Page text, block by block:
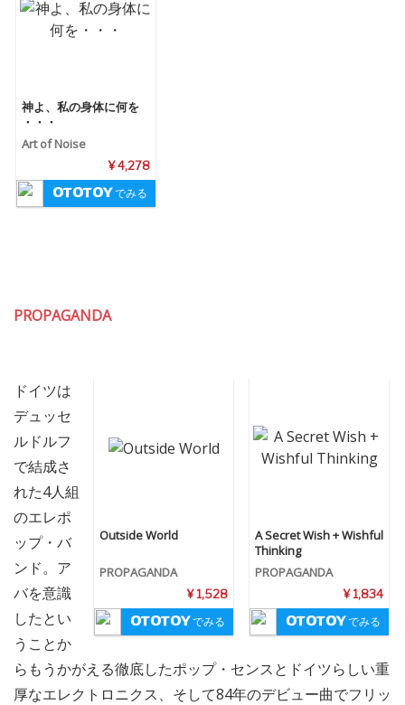
神よ、私の身体に何を
・・・
Art of Noise
¥ 4,278
でみる
PROPAGANDA
A Secret Wish + Wishful
Thinking
PROPAGANDA
¥ 1,834
でみる
Outside World
PROPAGANDA
¥ 1,528
でみる
ドイツは
デュッセ
ルドルフ
で結成さ
れた4人組
のエレポ
ップ・バ
ンド。ア
バを意識
したとい
うことか
らもうかがえる徹底したポップ・センスとドイツらしい重
厚なエレクトロニクス、そして84年のデビュー曲でフリッ